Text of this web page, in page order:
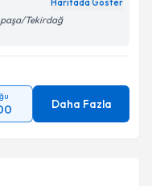
Haritada Göster
Tekirdağ
Daha Fazla